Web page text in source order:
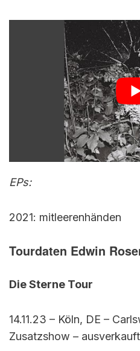
EPs:
2021: mitleerenhänden
Tourdaten Edwin
Die Sterne Tour
14.11.23 – Köln, DE –
Zusatzshow – ausverkauft